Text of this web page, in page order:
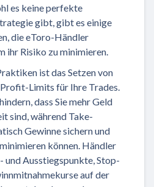
es keine perfekte
gibt, gibt es einige
die eToro-Händler
ihr Risiko zu minimieren.
ist das Setzen von
Limits für Ihre Trades.
dass Sie mehr Geld
sind, während Take-
Gewinne sichern und
können. Händler
und Ausstiegspunkte, Stop-
auf der